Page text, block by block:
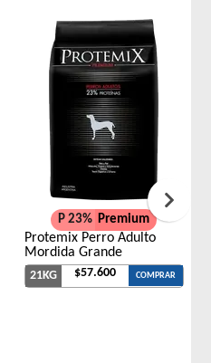
P 23% Premium
Protemix Perro Adulto
Mordida Grande
21KG $57.600 COMPRAR